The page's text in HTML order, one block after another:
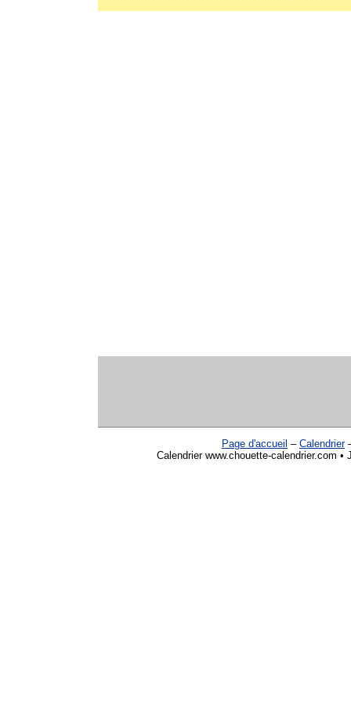
Page d'accueil – Calendrier
Calendrier www.chouette-calendrier.com